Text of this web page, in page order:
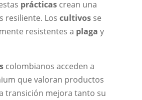
prácticascrean una
resiliente. Los cultivosse
resistentes a plaga y
colombianos acceden a
que valoran productos
transición mejora tanto su